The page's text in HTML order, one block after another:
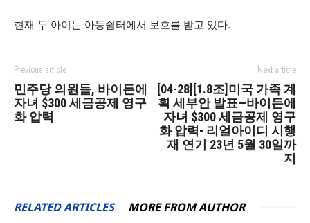
현재 두 아이는 아동쉼터에서 보호를 받고 있다.
Previous article
민주당 의원들, 바이든에
자녀 $300 세금공제 영구
화 압력
Next article
[04-28][1.8조]미국 가족 계
획 세부안 발표—바이든에
자녀 $300 세금공제 영구
화 압력- 리얼아이디 시행
재 연기 23년 5월 30일까
지
RELATED ARTICLES MORE FROM AUTHOR